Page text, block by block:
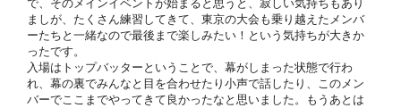
で、そのメインイベントが始まると思うと、寂しい気持ちもあり
ましが、たくさん練習してきて、東京の大会も乗り越えたメンバ
ーたちと一緒なので最後まで楽しみたい！という気持ちが大きか
ったです。
入場はトップバッターということで、幕がしまった状態で行わ
れ、幕の裏でみんなと目を合わせたり小声で話したり、このメン
バーでここまでやってきて良かったなと思いました。もうあとは